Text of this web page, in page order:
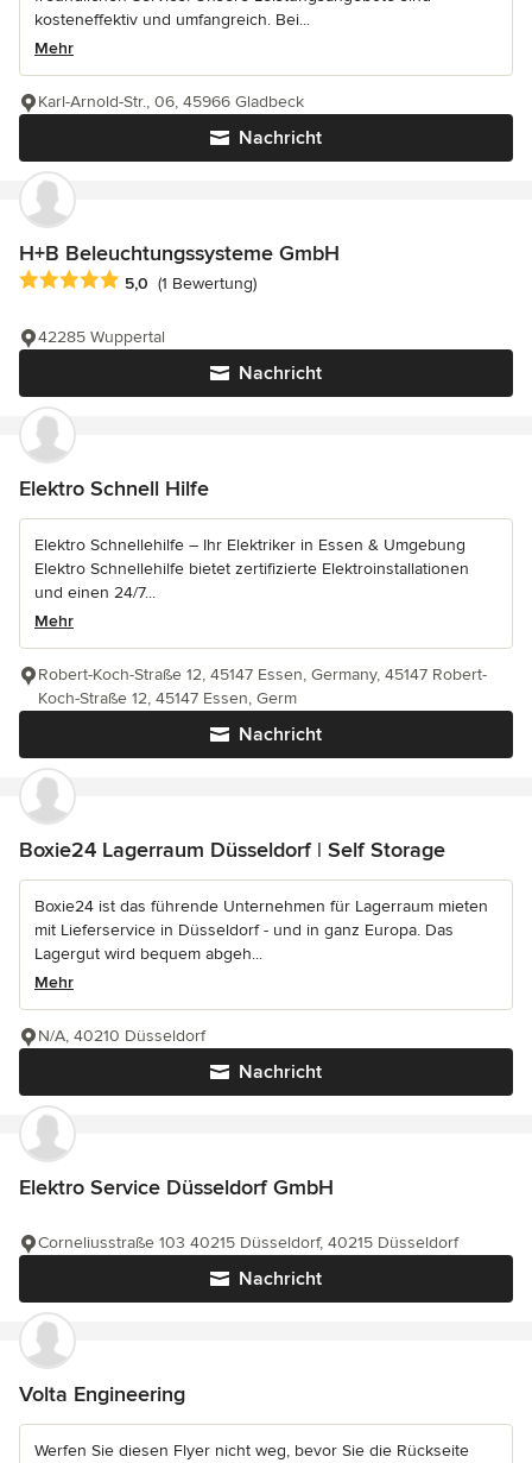
kosteneffektiv und umfangreich. Bei...
Mehr
Nachricht
Karl-Arnold-Str., 06, 45966 Gladbeck
H+B Beleuchtungssysteme GmbH
Durchschnittliche Bewertung: 5 von 5 Sternen
5,0 (1 Bewertung)
Nachricht
42285 Wuppertal
Elektro Schnell Hilfe
Elektro Schnellehilfe – Ihr Elektriker in Essen & Umgebung
Elektro Schnellehilfe bietet zertifizierte Elektroinstallationen
und einen 24/7...
Mehr
Nachricht
Robert-Koch-Straße 12, 45147 Essen, Germany, 45147 Robert-
Koch-Straße 12, 45147 Essen, Germ
Boxie24 Lagerraum Düsseldorf | Self Storage
Boxie24 ist das führende Unternehmen für Lagerraum mieten
mit Lieferservice in Düsseldorf - und in ganz Europa. Das
Lagergut wird bequem abgeh...
Mehr
Nachricht
N/A, 40210 Düsseldorf
Elektro Service Düsseldorf GmbH
Nachricht
Corneliusstraße 103 40215 Düsseldorf, 40215 Düsseldorf
Volta Engineering
Werfen Sie diesen Flyer nicht weg, bevor Sie die Rückseite